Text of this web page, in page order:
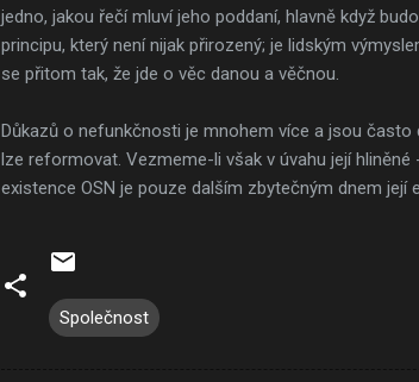
jedno, jakou řečí mluví jeho poddaní, hlavně když
principu, který není nijak přirozený; je lidským
se přitom tak, že jde o věc danou a věčnou.
Důkazů o nefunkčnosti je mnohem více a jsou často
lze reformovat. Vezmeme-li však v úvahu její
existence OSN je pouze dalším zbytečným dnem její
Společnost